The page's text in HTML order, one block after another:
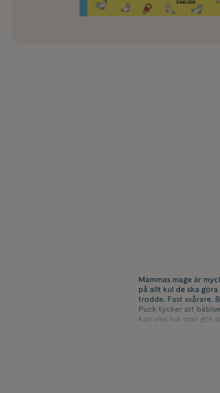
Mammas mage är
på allt kul de ska
trodde. Fast svårare.
Puck tycker att
kan visa hur man gör